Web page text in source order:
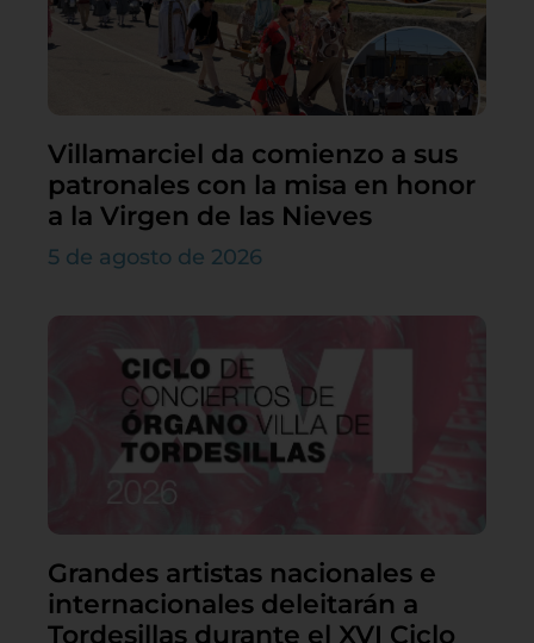
Villamarciel da comienzo a sus
patronales con la misa en honor
a la Virgen de las Nieves
5 de agosto de 2026
Grandes artistas nacionales e
internacionales deleitarán a
Tordesillas durante el XVI Ciclo